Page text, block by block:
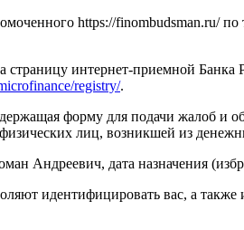
https://finombudsman.ru/
страницу интернет-приемной Банка
registry/.
форму для подачи жалоб и
лиц, возникшей из
Андреевич, дата назначения
идентифицировать вас, а также